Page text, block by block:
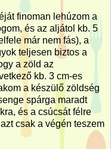
finoman lehúzom a
és az aljátol kb. 5
már nem fás), a
teljesen biztos a
a zöld az
kb. 3 cm-es
a készülő zöldség
spárga maradt
és a csúcsát félre
csak a végén teszem